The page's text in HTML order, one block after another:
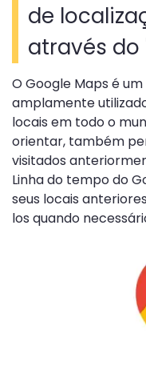
de
através do
O Google Maps é
amplamente
locais em todo o
orientar, também
visitados
Linha do tempo do
seus locais
los quando